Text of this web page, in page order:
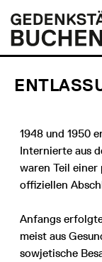
zum
Inhalt
Gedenkstätte
Buchenwald
1948 und 1950
Internierte aus
waren Teil
offiziellen
Anfangs
meist aus
sowjetische